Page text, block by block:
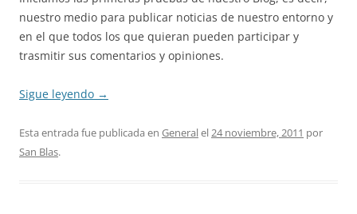
nuestro medio para publicar noticias de nuestro entorno y
en el que todos los que quieran pueden participar y
trasmitir sus comentarios y opiniones.
Sigue leyendo →
Esta entrada fue publicada en Generalel24 noviembre, 2011 por
San Blas.